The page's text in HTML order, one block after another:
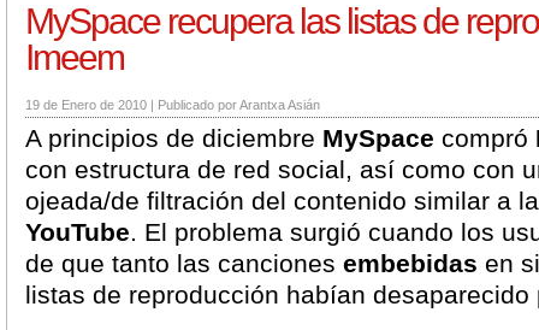
MySpace recupera las listas de
Imeem
19 de Enero de 2010 | Publicado porArantxa Asián
A principios de diciembre MySpace compró
con estructura de red social, así como con
ojeada/de filtración del contenido similar a
YouTube. El problema surgió cuando los
de que tanto las canciones embebidas en
listas de reproducción habían desaparecido